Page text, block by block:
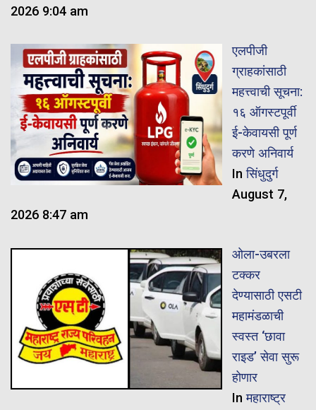
2026 9:04 am
एलपीजी
ग्राहकांसाठी
महत्त्वाची सूचना:
१६ ऑगस्टपूर्वी
ई-केवायसी पूर्ण
करणे अनिवार्य
Inसिंधुदुर्ग
August 7,
2026 8:47 am
ओला-उबरला
टक्कर
देण्यासाठी एसटी
महामंडळाची
स्वस्त ‘छावा
राइड’ सेवा सुरू
होणार
Inमहाराष्ट्र